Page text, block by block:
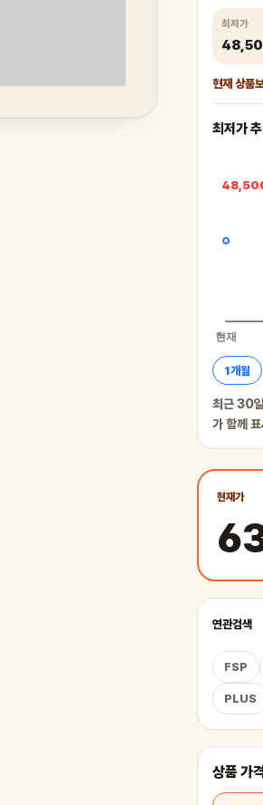
최저가
현재 상품
최저가
1개월
최근 30
가 함께
현재가
연관검색
FSP
PLUS
상품 가